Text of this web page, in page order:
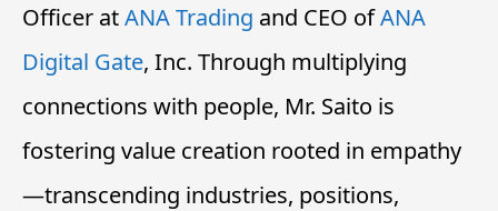
Officer atANA Trading and CEO ofANA
Digital Gate, Inc. Through multiplying
connections with people, Mr. Saito is
fostering value creation rooted in empathy
—transcending industries, positions,